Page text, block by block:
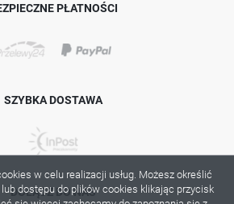
PŁATNOŚCI
SZYBKA DOSTAWA
DOŁĄCZ DO NAS
w celu realizacji usług. Możesz określić
dostępu do plików cookies klikając przycisk